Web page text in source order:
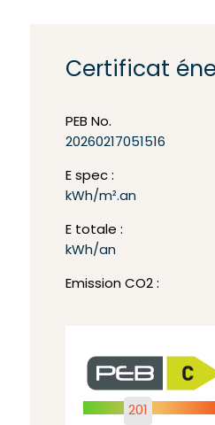
Certificat
PEB No.
20260217051516
E spec :
kWh/m².an
E totale :
kWh/an
Emission CO2 :
201